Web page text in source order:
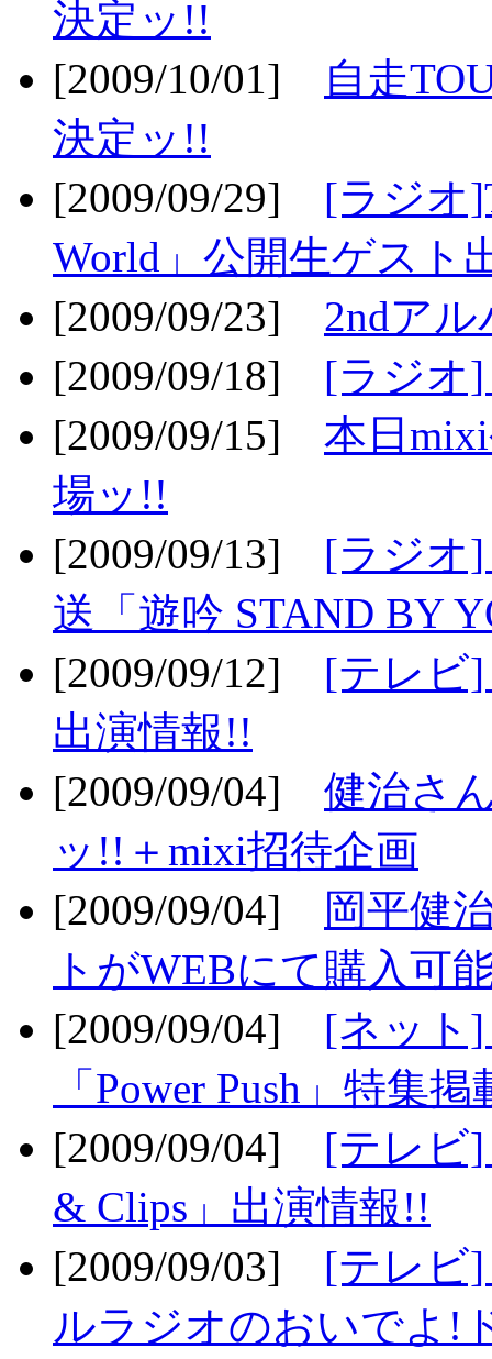
決定ッ!!
[2009/10/01]
自走
決定ッ!!
[2009/09/29] [ラジオ
World」公開生ゲスト
[2009/09/23] 2ndア
[2009/09/18] [ラジオ
[2009/09/15] 本日
場ッ!!
[2009/09/13] [ラジオ]
送「遊吟 STAND BY
[2009/09/12] [テレビ]
出演情報!!
[2009/09/04] 健治さ
ッ!!＋mixi招待企画
[2009/09/04]
岡平健
トがWEBにて購入可
[2009/09/04] [ネット]
「Power Push」特集
[2009/09/04] [テレビ]
& Clips」出演情報!!
[2009/09/03] [テレビ
ルラジオのおいでよ!